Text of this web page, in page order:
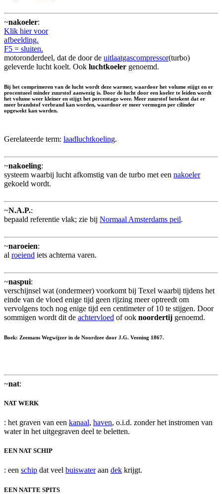
~nakoeler:
Klik hier voor
afbeelding.
F5 = sluiten.
motoronderdeel, dat de door de uitlaatgascompressor(turbo)
geleverde lucht koelt. Ook luchtkoeler genoemd.
Bij het comprimeren van de lucht wordt deze warmer, waardoor het volume stijgt en er
procentueel minder zuurstof aanwezig is. Door de lucht door een koeler te leiden wordt
het volume weer kleiner en stijgt het percentage weer. Meer zuurstof betekent dat er
meer brandstof verbrand kan worden, waardoor er meer vermogen per cilinder
opgewekt kan worden.
Gerelateerde term: laadluchtkoeling.
~nakoeling:
systeem waarbij lucht afkomstig van de turbo met een nakoeler
gekoeld wordt.
~N.A.P.:
bepaald referentie vlak; zie bij Normaal Amsterdams peil.
~naroeien:
al roeiend iets achterna varen.
~naspui:
verschijnsel wat (ondermeer) voorkomt bij Texel waarbij tijdens het
einde van de vloed enige tijd geen rijzing meer optreedt om
vervolgens toch nog enige tijd een centimeter of 10 te stijgen. Door
sommigen wordt dit de achtervloed of ook noordertij genoemd.
Boek: Zeemans Wegwijzer in de Noordzee door J.G. Veening 1867.
~nat:
NAT WERK
: het graven van een kanaal, haven, o.i.d. zonder het instromen van
water in het uitgegraven deel te beletten.
EEN NAT SCHIP
: een schip dat veel buiswateraan dek krijgt.
EEN NATTE SPITS